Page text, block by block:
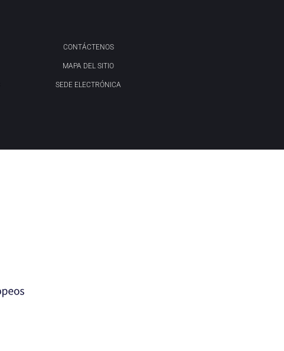
CONTÁCTENOS
MAPA DEL SITIO
SEDE ELECTRÓNICA